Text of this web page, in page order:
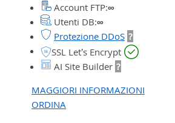
Account FTP:∞
Utenti DB:∞
Protezione DDoS ?
SSL Let’s Encrypt
AI Site Builder ?
MAGGIORI INFORMAZIONI
ORDINA